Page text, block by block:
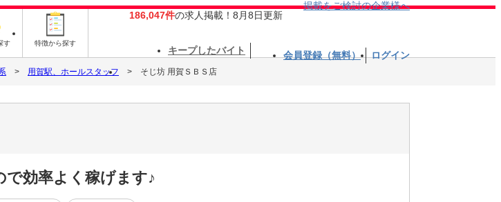
す 特徴から探す
186,047件の求人掲載！8月8日更新
掲載をご検討の企業様へ
キープしたバイト 会員登録（無料） ログイン
用賀駅、ホールスタッフ そじ坊 用賀ＳＢＳ店
で効率よく稼げます♪